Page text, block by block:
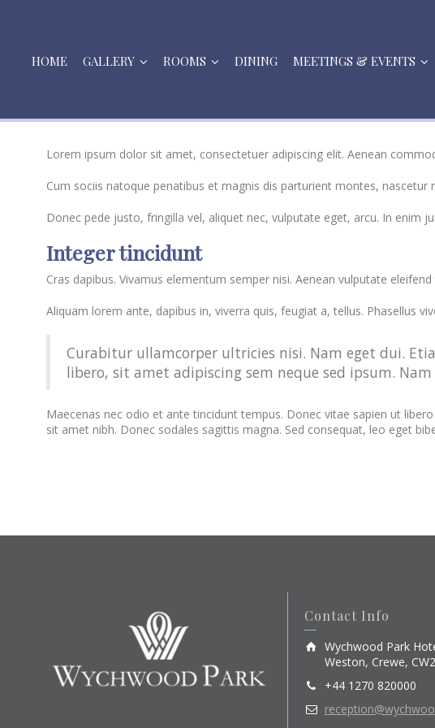
HOME GALLERY ROOMS DINING MEETINGS & EVENTS
Lorem ipsum dolor sit amet, consectetuer adipiscing elit. Aenean
Cum sociis natoque penatibus et magnis dis parturient montes,
Donec pede justo, fringilla vel, aliquet nec, vulputate eget, arcu. In
Integer tincidunt
Cras dapibus. Vivamus elementum semper nisi. Aenean vulputate
Aliquam lorem ante, dapibus in, viverra quis, feugiat a, tellus. Phasellus
Curabitur ullamcorper ultricies nisi. Nam eget dui.
libero, sit amet adipiscing sem neque sed ipsum.
Maecenas nec odio et ante tincidunt tempus. Donec vitae sapien ut
sit amet nibh. Donec sodales sagittis magna. Sed consequat, leo eget
Contact Info
Wychwood Park
Weston, Crewe,
+44 1270 820000